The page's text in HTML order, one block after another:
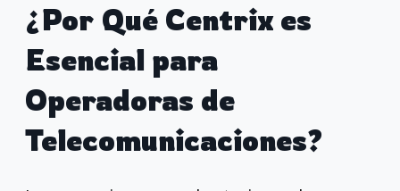
¿Por Qué Centrix es
Esencial para
Operadoras de
Telecomunicaciones?